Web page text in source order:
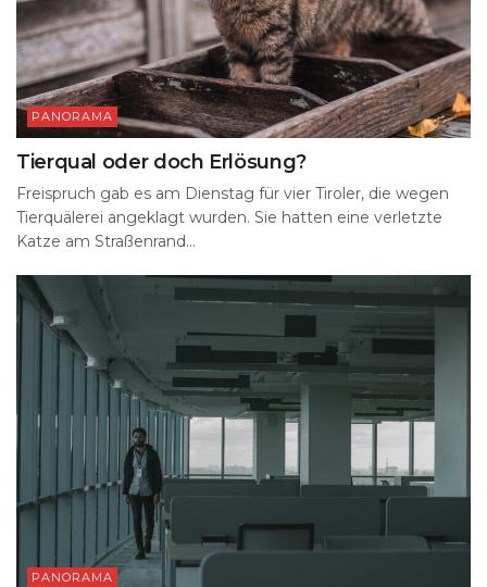
PANORAMA
Tierqual oder doch Erlösung?
Freispruch gab es am Dienstag für vier Tiroler, die wegen
Tierquälerei angeklagt wurden. Sie hatten eine verletzte
Katze am Straßenrand...
PANORAMA